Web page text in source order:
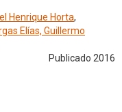
Henrique Horta,
Elías, Guillermo
Publicado 2016